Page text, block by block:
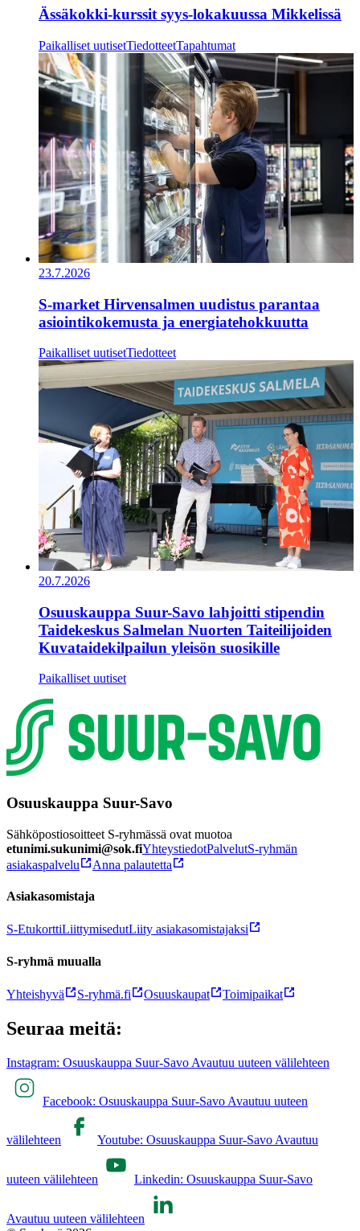
Ässäkokki-kurssit syys-lokakuussa Mikkelissä
Paikalliset uutisetTiedotteetTapahtumat
23.7.2026
S-market Hirvensalmen uudistus parantaa
asiointikokemusta ja energiatehokkuutta
Paikalliset uutisetTiedotteet
20.7.2026
Osuuskauppa Suur-Savo lahjoitti stipendin
Taidekeskus Salmelan Nuorten Taiteilijoiden
Kuvataidekilpailun yleisön suosikille
Paikalliset uutiset
Osuuskauppa Suur-Savo
Sähköpostiosoitteet S-ryhmässä ovat muotoa
etunimi.sukunimi@sok.fiYhteystiedotPalvelutS-ryhmän
asiakaspalvelu
Anna palautetta
Asiakasomistaja
S-EtukorttiLiittymisedutLiity asiakasomistajaksi
S-ryhmä muualla
Yhteishyvä S-ryhmä.fi Osuuskaupat Toimipaikat
Seuraa meitä:
Instagram: Osuuskauppa Suur-Savo Avautuu uuteen välilehteen
Facebook: Osuuskauppa Suur-Savo Avautuu uuteen
välilehteen Youtube: Osuuskauppa Suur-Savo Avautuu
uuteen välilehteen Linkedin: Osuuskauppa Suur-Savo
Avautuu uuteen välilehteen